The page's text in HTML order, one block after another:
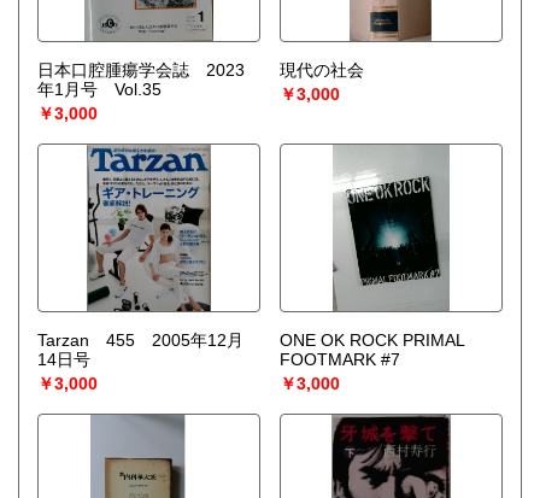
日本口腔腫瘍学会誌 2023
年1月号 Vol.35
￥3,000
現代の社会
￥3,000
Tarzan 455 2005年12月
14日号
￥3,000
ONE OK ROCK PRIMAL
FOOTMARK #7
￥3,000